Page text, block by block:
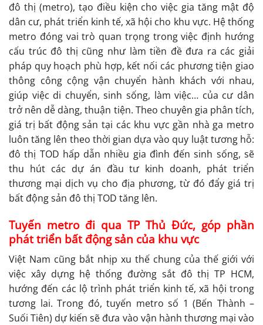
đô thị (metro), tạo điều kiện cho việc gia tăng mật độ
dân cư, phát triển kinh tế, xã hội cho khu vực. Hệ thống
metro đóng vai trò quan trọng trong việc định hướng
cấu trúc đô thị cũng như làm tiền đề đưa ra các giải
pháp quy hoạch phù hợp, kết nối các phương tiện giao
thông công cộng vận chuyển hành khách với nhau,
giúp việc di chuyển, sinh sống, làm việc… của cư dân
trở nên dễ dàng, thuận tiện. Theo chuyên gia phân tích,
giá trị bất động sản tại các khu vực gần nhà ga metro
luôn tăng lên theo thời gian dựa vào quy luật tương hỗ:
đô thị TOD hấp dẫn nhiều gia đình đến sinh sống, sẽ
thu hút các dự án đầu tư kinh doanh, phát triển
thương mại dịch vụ cho địa phương, từ đó đẩy giá trị
bất động sản đô thị TOD tăng lên.
Tuyến metro đi qua TP Thủ Đức, góp phần
phát triển bất động sản của khu vực
Việt Nam cũng bắt nhịp xu thế chung của thế giới với
việc xây dựng hệ thống đường sắt đô thị TP HCM,
hướng đến các lộ trình phát triển kinh tế, xã hội trong
tương lai. Trong đó, tuyến metro số 1 (Bến Thành –
Suối Tiên) dự kiến sẽ đưa vào vận hành thương mại vào